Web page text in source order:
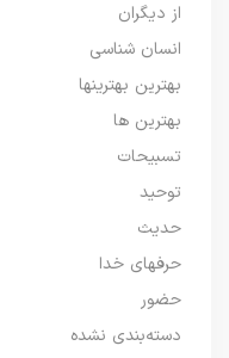
از دیگران
انسان شناسی
بهترین بهترینها
بهترین ها
تسبیحات
توحید
حدیث
حرفهای خدا
حضور
دسته‌بندی نشده